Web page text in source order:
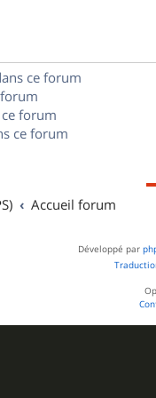
ce forum
forum
ce forum
Accueil forum
Développé par